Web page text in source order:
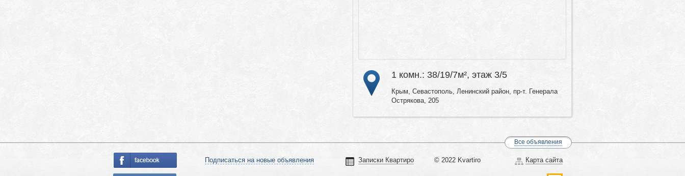
1 комн.: 38/19/7м², этаж 3/5
Крым, Севастополь, Ленинский район, пр-т. Генерала
Острякова, 205
Все объявления
Подписаться на новые объявления Записки Квартиро © 2022 Kvartiro Карта сайта